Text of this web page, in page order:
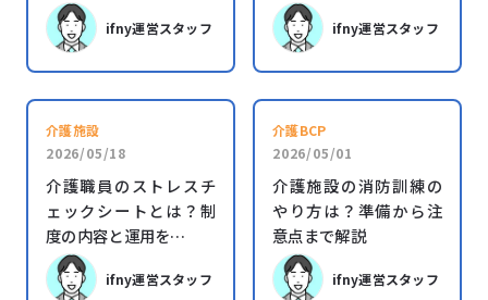
ifny運営スタッフ ifny運営スタッフ
介護施設
2026/05/18
介護職員のストレスチ
ェックシートとは？制
度の内容と運用を…
ifny運営スタッフ
介護BCP
2026/05/01
介護施設の消防訓練の
やり方は？準備から注
意点まで解説
ifny運営スタッフ